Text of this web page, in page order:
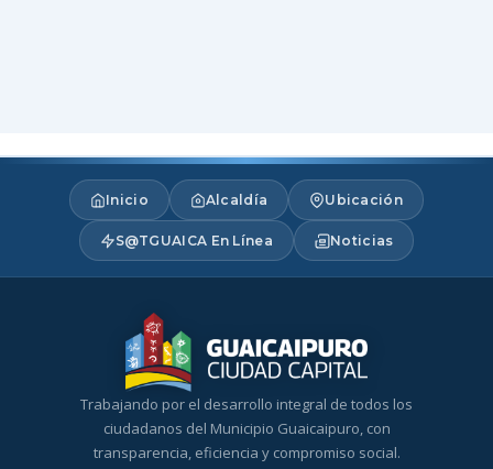
Inicio Alcaldía Ubicación
S@TGUAICA En Línea Noticias
Trabajando por el desarrollo integral de todos los
ciudadanos del Municipio Guaicaipuro, con
transparencia, eficiencia y compromiso social.